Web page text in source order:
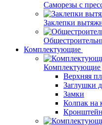
Саморезы с
Заклепки
Комплектующие
Комплектующие
Верхняя
Заглушки
Замки
Колпак на